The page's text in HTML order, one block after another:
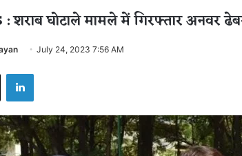
: शराब घोटाले मामले में गिरफ्तार अनवर
July 24, 2023 7:56 AM